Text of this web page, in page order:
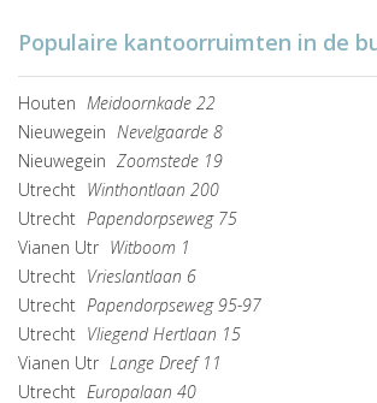
Populaire kantoorruimten in de
Houten Meidoornkade 22
Nieuwegein Nevelgaarde 8
Nieuwegein Zoomstede 19
Utrecht Winthontlaan 200
Utrecht Papendorpseweg 75
Vianen Utr Witboom 1
Utrecht Vrieslantlaan 6
Utrecht Papendorpseweg 95-97
Utrecht Vliegend Hertlaan 15
Vianen Utr Lange Dreef 11
Utrecht Europalaan 40